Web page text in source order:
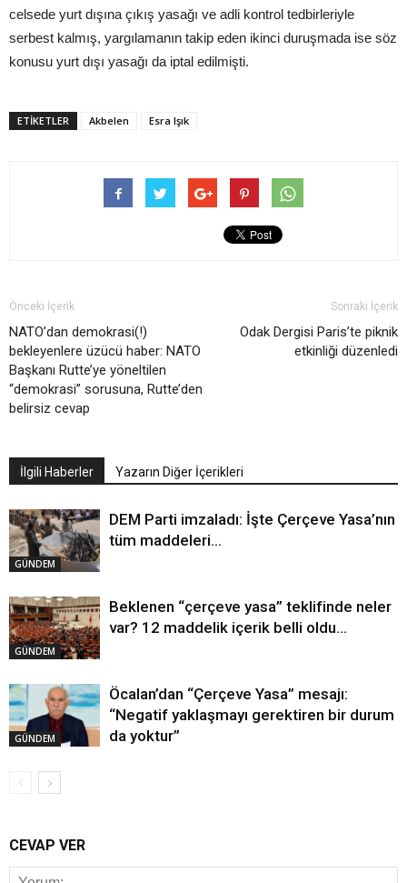
celsede yurt dışına çıkış yasağı ve adli kontrol tedbirleriyle
serbest kalmış, yargılamanın takip eden ikinci duruşmada ise söz
konusu yurt dışı yasağı da iptal edilmişti.
ETIKETLER Akbelen Esra Işık
Önceki İçerik
NATO’dan demokrasi(!)
bekleyenlere üzücü haber: NATO
Başkanı Rutte’ye yöneltilen
“demokrasi” sorusuna, Rutte’den
belirsiz cevap
Sonraki İçerik
Odak Dergisi Paris’te piknik
etkinliği düzenledi
İlgili Haberler Yazarın Diğer İçerikleri
GÜNDEM
DEM Parti imzaladı: İşte Çerçeve Yasa’nın
tüm maddeleri…
GÜNDEM
Beklenen “çerçeve yasa” teklifinde neler
var? 12 maddelik içerik belli oldu…
GÜNDEM
Öcalan’dan “Çerçeve Yasa” mesajı:
“Negatif yaklaşmayı gerektiren bir durum
da yoktur”
CEVAP VER